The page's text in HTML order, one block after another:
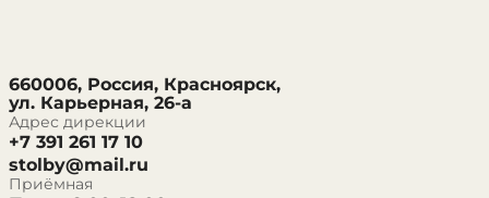
660006, Россия, Красноярск,
ул. Карьерная, 26-а
Адрес дирекции
+7 391 261 17 10
stolby@mail.ru
Приёмная